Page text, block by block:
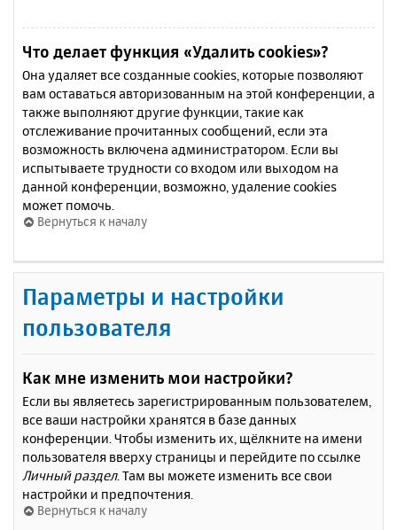
Что делает функция «Удалить cookies»?
Она удаляет все созданные cookies, которые позволяют
вам оставаться авторизованным на этой конференции, а
также выполняют другие функции, такие как
отслеживание прочитанных сообщений, если эта
возможность включена администратором. Если вы
испытываете трудности со входом или выходом на
данной конференции, возможно, удаление cookies
может помочь.
Вернуться к началу
Параметры и настройки
пользователя
Как мне изменить мои настройки?
Если вы являетесь зарегистрированным пользователем,
все ваши настройки хранятся в базе данных
конференции. Чтобы изменить их, щёлкните на имени
пользователя вверху страницы и перейдите по ссылке
Личный раздел. Там вы можете изменить все свои
настройки и предпочтения.
Вернуться к началу